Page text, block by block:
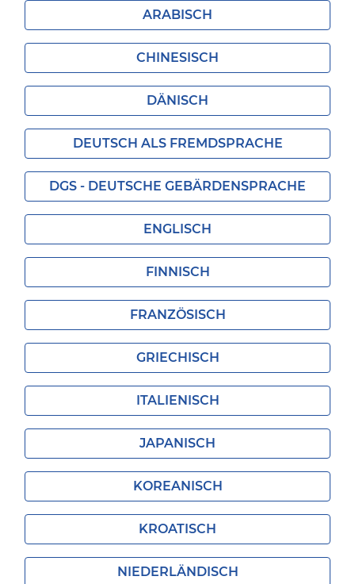
ARABISCH
CHINESISCH
DÄNISCH
DEUTSCH ALS FREMDSPRACHE
DGS - DEUTSCHE GEBÄRDENSPRACHE
ENGLISCH
FINNISCH
FRANZÖSISCH
GRIECHISCH
ITALIENISCH
JAPANISCH
KOREANISCH
KROATISCH
NIEDERLÄNDISCH